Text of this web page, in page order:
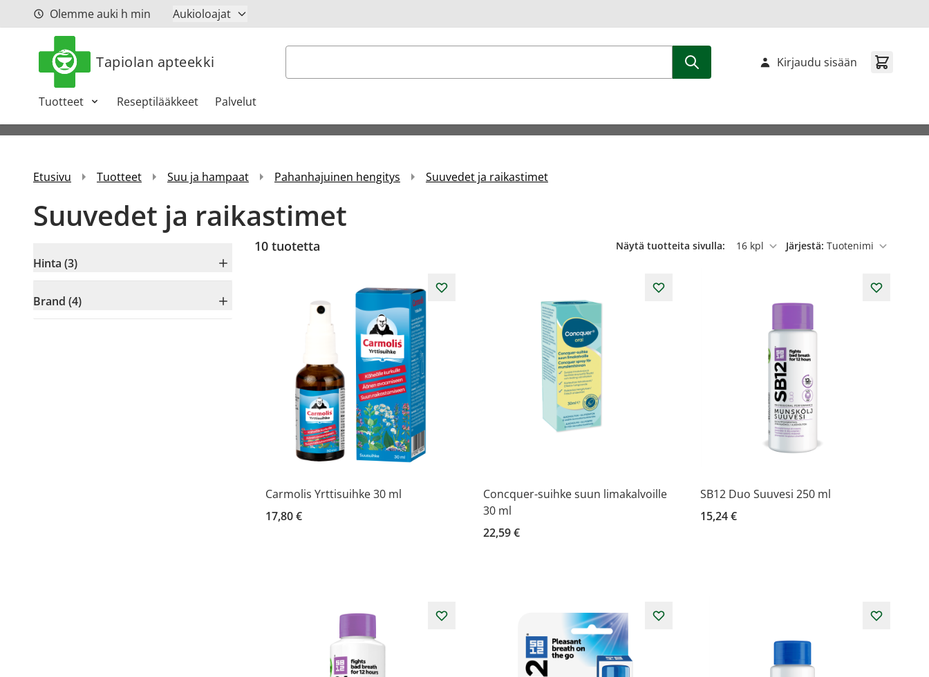
Siirry sisältöönOlemme auki h min Aukioloajat
Tapiolan apteekki Haku
Tuotteet Reseptilääkkeet Palvelut
Kirjaudu sisään
Etusivu Tuotteet Suu ja hampaat Pahanhajuinen hengitys Suuvedet ja raikastimet
Suuvedet ja raikastimet
Hinta (3)
Brand (4)
10 tuotetta Näytä tuotteita sivulla:
per sivu
Järjestä:
Carmolis Yrttisuihke 30 ml
17,80 €
Concquer-suihke suun limakalvoille
30 ml
22,59 €
SB12 Duo Suuvesi 250 ml
15,24 €